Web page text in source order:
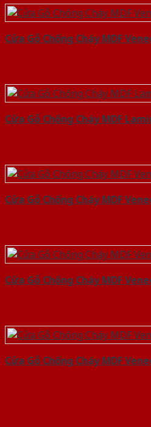
Cửa Gỗ Chống Cháy MDF
Cửa Gỗ Chống Cháy MDF
Cửa Gỗ Chống Cháy MDF
Cửa Gỗ Chống Cháy MDF
Cửa Gỗ Chống Cháy MDF